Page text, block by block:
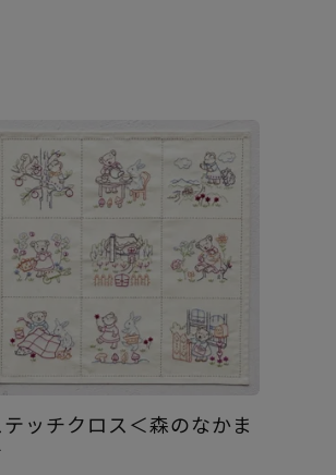
テッチクロス＜森のなかま